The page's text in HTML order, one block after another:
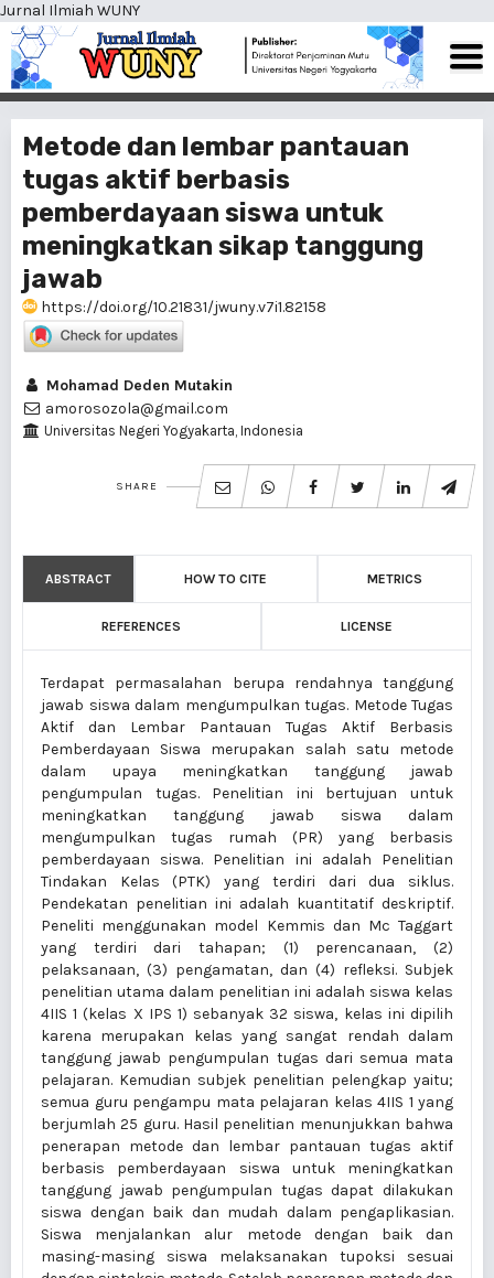
Jurnal Ilmiah WUNY
Metode dan lembar pantauan
tugas aktif berbasis
pemberdayaan siswa untuk
meningkatkan sikap tanggung
jawab
https://doi.org/10.21831/jwuny.v7i1.82158
Mohamad Deden Mutakin
amorosozola@gmail.com
Universitas Negeri Yogyakarta, Indonesia
SHARE
ABSTRACT HOW TO CITE METRICS
REFERENCES LICENSE
Terdapat permasalahan berupa rendahnya tanggung
jawab siswa dalam mengumpulkan tugas. Metode Tugas
Aktif dan Lembar Pantauan Tugas Aktif Berbasis
Pemberdayaan Siswa merupakan salah satu metode
dalam upaya meningkatkan tanggung jawab
pengumpulan tugas. Penelitian ini bertujuan untuk
meningkatkan tanggung jawab siswa dalam
mengumpulkan tugas rumah (PR) yang berbasis
pemberdayaan siswa. Penelitian ini adalah Penelitian
Tindakan Kelas (PTK) yang terdiri dari dua siklus.
Pendekatan penelitian ini adalah kuantitatif deskriptif.
Peneliti menggunakan model Kemmis dan Mc Taggart
yang terdiri dari tahapan; (1) perencanaan, (2)
pelaksanaan, (3) pengamatan, dan (4) refleksi. Subjek
penelitian utama dalam penelitian ini adalah siswa kelas
4IIS 1 (kelas X IPS 1) sebanyak 32 siswa, kelas ini dipilih
karena merupakan kelas yang sangat rendah dalam
tanggung jawab pengumpulan tugas dari semua mata
pelajaran. Kemudian subjek penelitian pelengkap yaitu;
semua guru pengampu mata pelajaran kelas 4IIS 1 yang
berjumlah 25 guru. Hasil penelitian menunjukkan bahwa
penerapan metode dan lembar pantauan tugas aktif
berbasis pemberdayaan siswa untuk meningkatkan
tanggung jawab pengumpulan tugas dapat dilakukan
siswa dengan baik dan mudah dalam pengaplikasian.
Siswa menjalankan alur metode dengan baik dan
masing-masing siswa melaksanakan tupoksi sesuai